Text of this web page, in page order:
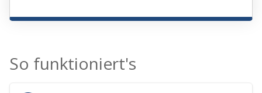
So funktioniert's